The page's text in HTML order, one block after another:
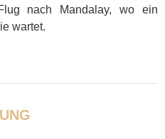
nach Mandalay, wo ein
wartet.